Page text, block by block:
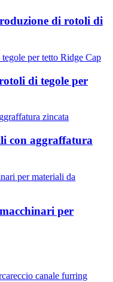
di rotoli di
di tegole per
con aggraffatura
per
canale furring